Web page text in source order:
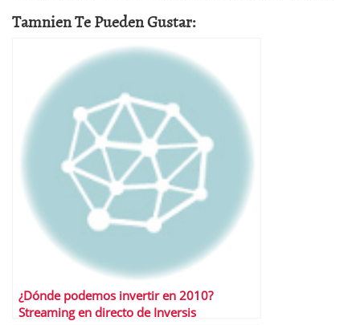
Tamnien Te Pueden Gustar:
¿Dónde podemos invertir en 2010?
Streaming en directo de Inversis